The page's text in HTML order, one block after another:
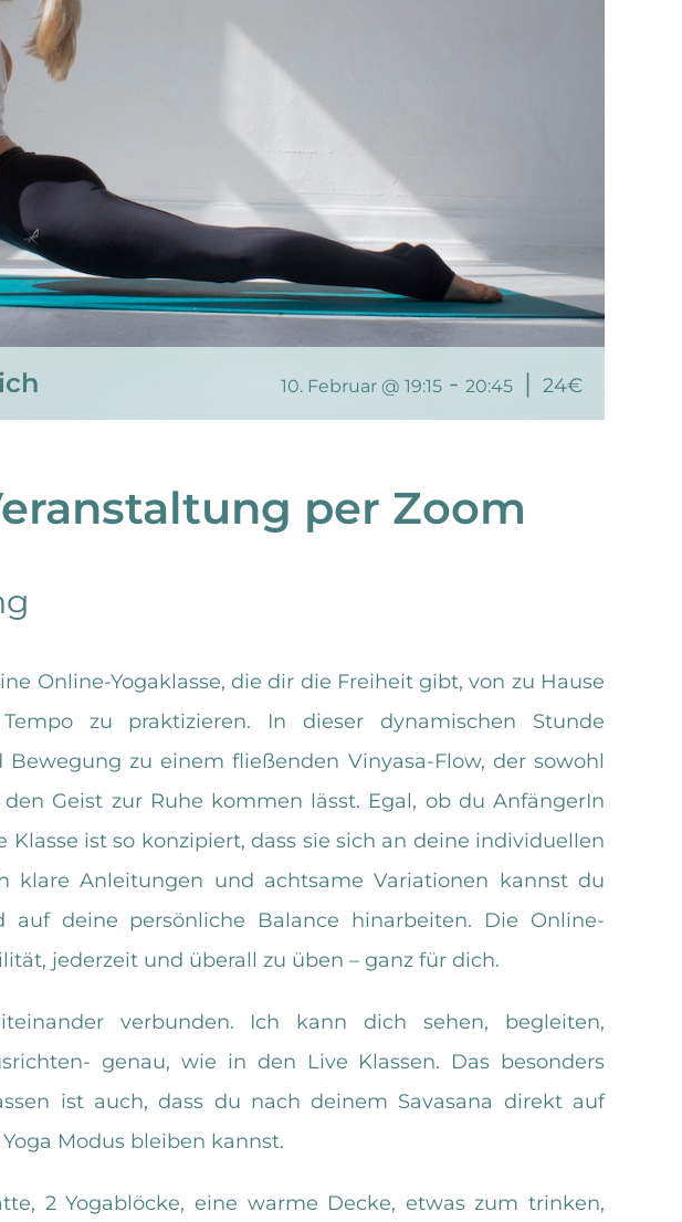
10. Februar @ 19:15 -20:45 | 24€
per Zoom
Online-Yogaklasse, die dir die Freiheit gibt, von zu Hause
zu praktizieren. In dieser dynamischen Stunde
zu einem fließenden Vinyasa-Flow, der sowohl
Geist zur Ruhe kommen lässt. Egal, ob du AnfängerIn
ist so konzipiert, dass sie sich an deine individuellen
klare Anleitungen und achtsame Variationen kannst du
auf deine persönliche Balance hinarbeiten. Die Online-
jederzeit und überall zu üben – ganz für dich.
verbunden. Ich kann dich sehen, begleiten,
genau, wie in den Live Klassen. Das besonders
ist auch, dass du nach deinem Savasana direkt auf
Modus bleiben kannst.
2 Yogablöcke, eine warme Decke, etwas zum trinken,